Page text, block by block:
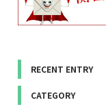
RECENT ENTRY
CATEGORY